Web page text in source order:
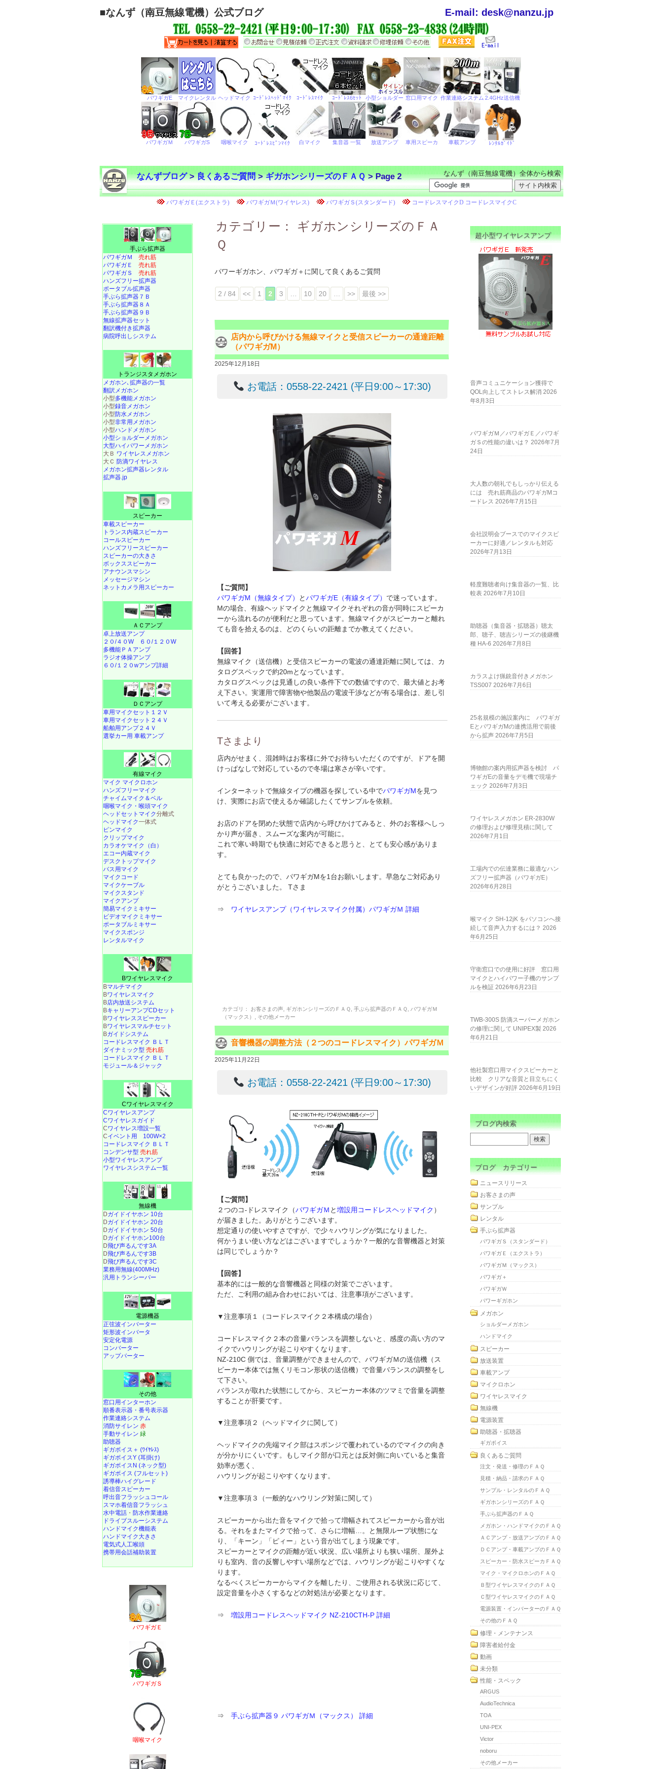
■なんず（南豆無線電機）公式ブログ E-mail: desk@nanzu.jp
なんずブログ>良くあるご質問>ギガホンシリーズのＦＡＱ> Page 2 なんず（南豆無線電機）全体から検索
カテゴリー： ギガホンシリーズのＦＡ
Ｑ
パワーギガホン、パワギガ＋に関して良くあるご質問
2 / 84 << 1 2 3 10 20 >> 最後 >>
店内から呼びかける無線マイクと受信スピーカーの通達距離
（パワギガM）
2025年12月18日
お電話：0558-22-2421 (平日9:00～17:30)
【ご質問】
パワギガM（無線タイプ）
とパワギガE（有線タイプ） で迷っています。
Mの場合、有線ヘッドマイクと無線マイクそれぞれの音が同時にスピーカ
ーから流れるのが便利だと思っています。無線マイクがスピーカーと離れ
ても音を拾えるのは、どのくらいの距離までか教えてください。
【回答】
無線マイク（送信機）と受信スピーカーの電波の通達距離に関しては、カ
タログスペックで約20mとなっています。
カタログスペックは見通しの良い条件下での数値ですので、最大値とお考
え下さい。実運用で障害物や他製品の電波干渉などが有る場合は、差し引
いて考える必要がございます。
Tさまより
店内がせまく、混雑時はお客様に外でお待ちいただくのですが、ドアを開
けっぱなしで対応しているので冬場は寒さが辛いです。
インターネットで無線タイプの機器を探している中でパワギガMを見つ
け、実際にお店で使えるか確認したくてサンプルを依頼。
お店のドアを閉めた状態で店内から呼びかけてみると、外のお客様へしっ
かり声が届き、スムーズな案内が可能に。
これで寒い時期でも快適に対応できると思うと、とても安心感がありま
す。
とても良かったので、パワギガMを1台お願いします。早急なご対応あり
がとうございました。 Tさま
⇒ ワイヤレスアンプ（ワイヤレスマイク付属）パワギガＭ 詳細
カテゴリ： お客さまの声 ギガホンシリーズのＦＡＱ ,手ぶら拡声器のＦＡＱ
パワギガＭ
（マックス）
その他メーカー
音響機器の調整方法（２つのコードレスマイク）パワギガＭ
2025年11月22日
お電話：0558-22-2421 (平日9:00～17:30)
【ご質問】
２つのコ-ドレスマイク（パワギガＭ と増設用コードレスヘッドマイク ）
が届きました。ありがとうございます。
想定通りの使いやすさですが、で少々ハウリングが気になりました。
何かうまい使い方などはございますでしょうか？一般的な音響機器と対策
は同じでしょうか？
【回答】
基本的には一般的な音響機器と同様の対策でございます。
ただ、ご利用の組み合わせにおいては、注意事項がございます。
▼注意事項１（コードレスマイク２本構成の場合）
コードレスマイク２本の音量バランスを調整しないと、感度の高い方のマ
イクでハウリングが起こりやすくなります。
NZ-210C 側では、音量調整ができませんので、パワギガＭの送信機（ス
ピーカー本体では無くリモコン形状の送信機）で音量バランスの調整をし
て下さい。
バランスが取れた状態にしてから、スピーカー本体のツマミで音量を調整
することが肝要です。
▼注意事項２（ヘッドマイクに関して）
ヘッドマイクの先端マイク部はスポンジで覆われているのでマイクの向き
が分かりにくいです。もしマイク部が口元とは反対側に向いていると集音
効率が悪く、
ハウリングが起こりやすくなります。
▼注意事項３（一般的なハウリング対策に関して）
スピーカーから出た音をマイクで拾って増幅されてスピーカーから音が出
る。それをまたマイクで拾って、さらに増幅…。と無限ループ状態にな
り、「キーン」「ピィー」という音が出てしまう現象です。
スピーカーとマイクの距離が近い状況、広い場所よりも狭い場所、屋外よ
りも室内、音の反響しやすい場所などでは、ハウリングが起こりやすくな
ります。
なるべくスピーカーからマイクを離したり、ご使用される状況に応じて、
設定音量を小さくするなどの対処法が必要となります。
⇒増設用コードレスヘッドマイク NZ-210CTH-P 詳細
⇒手ぶら拡声器９ パワギガＭ（マックス） 詳細
手ぶら拡声器
パワギガＭ 売れ筋
パワギガＥ 売れ筋
パワギガＳ 売れ筋
ハンズフリー拡声器
ポータブル拡声器
手ぶら拡声器７Ｂ
手ぶら拡声器８Ａ
手ぶら拡声器９Ｂ
無線拡声器セット
翻訳機付き拡声器
病院呼出しシステム
トランジスタメガホン
メガホン､拡声器の一覧
翻訳メガホン
小型多機能メガホン
小型録音メガホン
小型防水メガホン
小型非常用メガホン
小型ハンドメガホン
小型ショルダーメガホン
大型ハイパワーメガホン
大Ｂ ワイヤレスメガホン
大Ｃ 防滴ワイヤレス
メガホン拡声器レンタル
拡声器.jp
スピーカー
車載スピーカー
トランス内蔵スピーカー
コールスピーカー
ハンズフリースピーカー
スピーカーの大きさ
ボックススピーカー
アナウンスマシン
メッセージマシン
ネットカメラ用スピーカー
ＡＣアンプ
卓上放送アンプ
２０/４０W
６０/１２０W
多機能ＰＡアンプ
ラジオ体操アンプ
６０/１２０wアンプ詳細
ＤＣアンプ
車用マイクセット１２Ｖ
車用マイクセット２４Ｖ
船舶用アンプ２４Ｖ
選挙カー用 車載アンプ
有線マイク
マイク マイクロホン
ハンズフリーマイク
チャイムマイク＆ベル
咽喉マイク・喉頭マイク
ヘッドセットマイク分離式
ヘッドマイク一体式
ピンマイク
クリップマイク
カラオケマイク（白）
エコー内蔵マイク
デスクトップマイク
バス用マイク
マイクコード
マイクケーブル
マイクスタンド
マイクアンプ
簡易マイクミキサー
ビデオマイクミキサー
ポータブルミキサー
マイクスポンジ
レンタルマイク
Bワイヤレスマイク
Bマルチマイク
Bワイヤレスマイク
B店内放送システム
BキャリーアンプCDセット
Bワイヤレススピーカー
Bワイヤレスマルチセット
Bガイドシステム
コードレスマイク ＢＬＴ
ダイナミック型 売れ筋
コードレスマイク ＢＬＴ
モジュール＆ジャック
Cワイヤレスマイク
Cワイヤレスアンプ
Cワイヤレスガイド
Cワイヤレス増設一覧
Cイベント用 100W×2
コードレスマイク ＢＬＴ
コンデンサ型 売れ筋
小型ワイヤレスアンプ
ワイヤレスシステム一覧
無線機
Dガイドイヤホン 10台
Dガイドイヤホン 20台
Dガイドイヤホン 50台
Dガイドイヤホン100台
D飛び声るんです3A
D飛び声るんです3B
D飛び声るんです3C
業務用無線(400MHz)
汎用トランシーバー
電源機器
正弦波インバーター
矩形波インバータ
安定化電源
コンバーター
アップバーター
その他
窓口用インターホン
順番表示器・番号表示器
作業連絡システム
消防サイレン 赤
手動サイレン 緑
助聴器
ギガボイス＋ (ﾜｲﾔﾚｽ)
ギガボイスY (耳掛け)
ギガボイスN (ネック型)
ギガボイス (フルセット)
誘導棒ハイグレード
着信音スピーカー
呼出音フラッシュコール
スマホ着信音フラッシュ
水中電話 ・ 防水作業連絡
ドライブスルーシステム
ハンドマイク機能表
ハンドマイク大きさ
電気式人工喉頭
携帯用会話補助装置
パワギガＥ
パワギガＳ
咽喉マイク
超小型ワイヤレスアンプ
音声コミュニケーション獲得で
QOL向上してストレス解消 2026
年8月3日
パワギガＭ／パワギガＥ／パワギ
ガＳの性能の違いは？ 2026年7月
24日
大人数の朝礼でもしっかり伝える
には 売れ筋商品のパワギガMコ
ードレス 2026年7月15日
会社説明会ブースでのマイクスピ
ーカーに好適／レンタルも対応
2026年7月13日
軽度難聴者向け集音器の一覧、比
較表 2026年7月10日
助聴器（集音器・拡聴器）聴太
郎、聴子、聴吉シリーズの後継機
種 HA-6 2026年7月8日
カラスよけ猟銃音付きメガホン
TSS007 2026年7月6日
25名規模の施設案内に パワギガ
EとパワギガMの連携活用で前後
から拡声 2026年7月5日
博物館の案内用拡声器を検討 パ
ワギガEの音量をデモ機で現場チ
ェック 2026年7月3日
ワイヤレスメガホン ER-2830W
の修理および修理見積に関して
2026年7月1日
工場内での伝達業務に最適なハン
ズフリー拡声器（パワギガE）
2026年6月28日
喉マイク SH-12jK をパソコンへ接
続して音声入力するには？ 2026
年6月25日
守衛窓口での使用に好評 窓口用
マイクとハイパワー子機のサンプ
ルを検証 2026年6月23日
TWB-300S 防滴スーパーメガホン
の修理に関して UNIPEX製 2026
年6月21日
他社製窓口用マイクスピーカーと
比較 クリアな音質と目立ちにく
いデザインが好評 2026年6月19日
ブログ内検索
ブログ カテゴリー
ニュースリリース
お客さまの声
サンプル
レンタル
手ぶら拡声器
パワギガＳ（スタンダード）
パワギガＥ（エクストラ）
パワギガＭ（マックス）
パワギガ＋
パワギガＷ
パワーギガホン
メガホン
ショルダーメガホン
ハンドマイク
スピーカー
放送装置
車載アンプ
マイクロホン
ワイヤレスマイク
無線機
電源装置
助聴器・拡聴器
ギガボイス
良くあるご質問
注文・発送・修理のＦＡＱ
見積・納品・請求のＦＡＱ
サンプル・レンタルのＦＡＱ
ギガホンシリーズのＦＡＱ
手ぶら拡声器のＦＡＱ
メガホン・ハンドマイクのＦＡＱ
ＡＣアンプ・放送アンプのＦＡＱ
ＤＣアンプ・車載アンプのＦＡＱ
スピーカー・防水スピーカＦＡＱ
マイク・マイクロホンのＦＡＱ
Ｂ型ワイヤレスマイクのＦＡＱ
Ｃ型ワイヤレスマイクのＦＡＱ
電源装置・インバーターのＦＡＱ
その他のＦＡＱ
修理・メンテナンス
障害者給付金
動画
未分類
性能・スペック
ARGUS
AudioTechnica
TOA
UNI-PEX
Victor
noboru
その他メーカー